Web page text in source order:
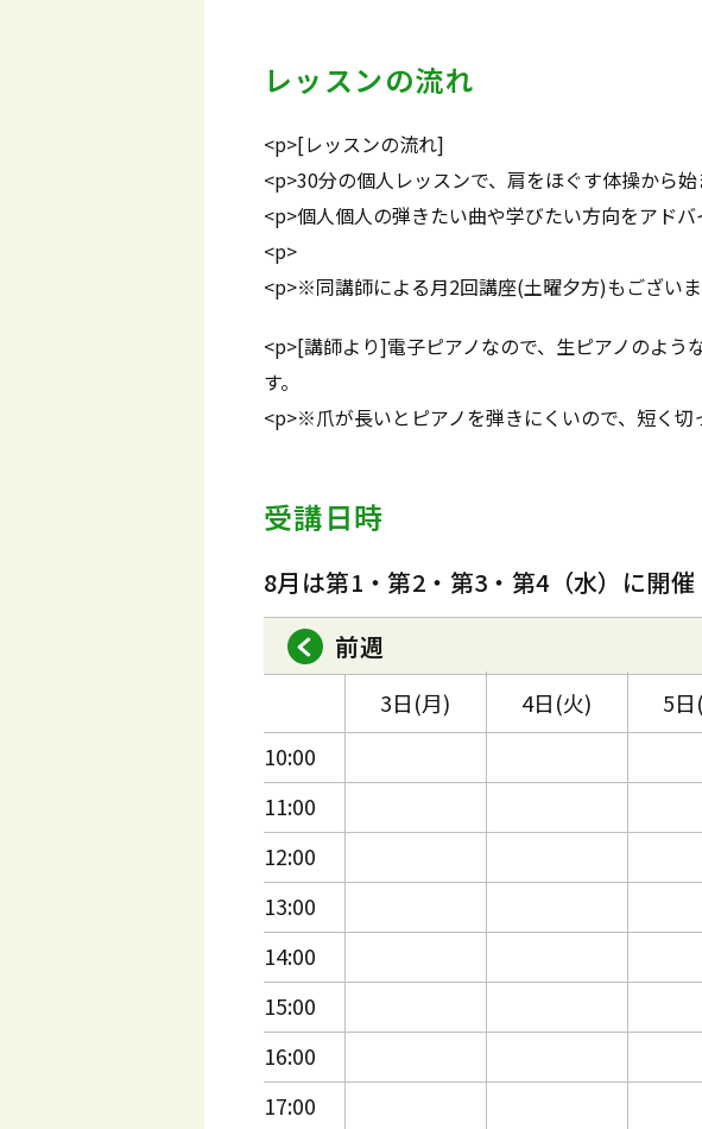
レッスンの流れ
<p>[レッスンの流れ]
<p>30分の個人レッスンで、肩をほぐす体操から
<p>個人個人の弾きたい曲や学びたい方向をアド
<p>
<p>※同講師による月2回講座(土曜夕方)もございま
<p>[講師より]電子ピアノなので、生ピアノのよう
す。
<p>※爪が長いとピアノを弾きにくいので、短く切
受講日時
8月は第1・第2・第3・第4（水）に開催
前週
10:00
11:00
12:00
13:00
14:00
15:00
16:00
17:00
3日(月) 4日(火) 5